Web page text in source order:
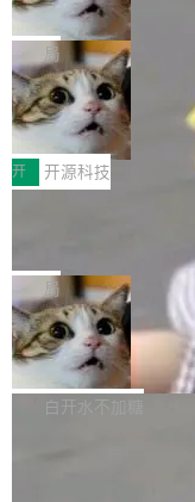
（<a href="https://
bug.cgi?id=204...
orkers 跑了十年
nce 的话说：「我们一
码，而 AI Agent 不需
late。」 容器为什么不
和销毁都太重了。一个
只需要几毫秒的 CPU
就绪要花数秒。如果未
诉讼，称“Apple is
g”
上个月，苹果一纸诉
控其挖角苹果前员工
状把 OpenAI 描述成一
人、套取机密信息的对
函，也没选择庭外沉默
文，标题只有六个字
ng。 然后，它把邮件
录全贴了出来。 他发
iel Gross 来自 Weil
给 OpenAI 总法律顾问
件，附了一封长信，要
果员工带走机密信...
局
HUAWEI MatePad
ddy鸿蒙PC版，说话
搭子
全能AI工作台
I MatePad Edge应用
用，与鸿蒙电脑上的
这是目前市面上唯一
C版的产品，搭载“人
你的，AI写AI的，同屏
AI帮你干活，现在开启
体验WorkBuddy鸿蒙
atePad Edge 升级至
P9 patch03及以上版本
开 开源科技
FFmpeg 9.0 发布：
全球知名开源多媒体
布了 9.0 版本。这个
处理能力和硬件加速支
处：FFmpeg 9.0 的代
来自中国开发者雷霄骅
很多中国音视频开发者
局
亚马逊成本失控：AI
万元，超预算 860%
外媒近日曝光了亚马逊
导致公司在多个项目上
白开水不加糖